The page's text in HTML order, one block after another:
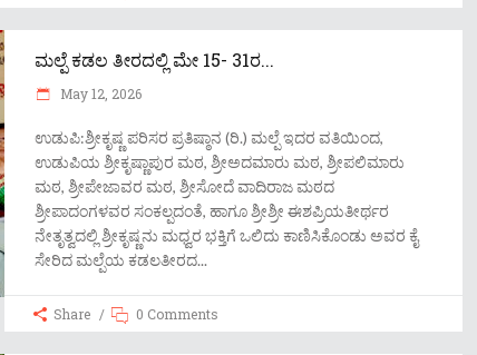
ಮಲ್ಪೆ ಕಡಲ ತೀರದಲ್ಲಿ ಮೇ 15- 31ರ...
May 12, 2026
ಉಡುಪಿ:ಶ್ರೀಕೃಷ್ಣ ಪರಿಸರ ಪ್ರತಿಷ್ಠಾನ (ರಿ.) ಮಲ್ಪೆ ಇದರ ವತಿಯಿಂದ,
ಉಡುಪಿಯ ಶ್ರೀಕೃಷ್ಣಾಪುರ ಮಠ, ಶ್ರೀಅದಮಾರು ಮಠ, ಶ್ರೀಪಲಿಮಾರು
ಮಠ, ಶ್ರೀಪೇಜಾವರ ಮಠ, ಶ್ರೀಸೋದೆ ವಾದಿರಾಜ ಮಠದ
ಶ್ರೀಪಾದಂಗಳವರ ಸಂಕಲ್ಪದಂತೆ, ಹಾಗೂ ಶ್ರೀಶ್ರೀ ಈಶಪ್ರಿಯತೀರ್ಥರ
ನೇತೃತ್ವದಲ್ಲಿ ಶ್ರೀಕೃಷ್ಣನು ಮಧ್ವರ ಭಕ್ತಿಗೆ ಒಲಿದು ಕಾಣಿಸಿಕೊಂಡು ಅವರ ಕೈ
ಸೇರಿದ ಮಲ್ಪೆಯ ಕಡಲತೀರದ
Share 0 Comments